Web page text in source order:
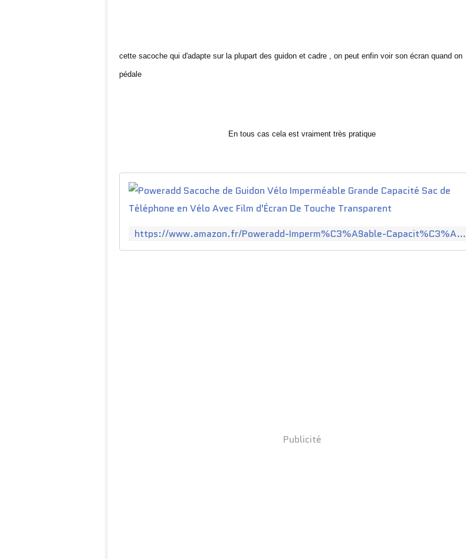
cette sacoche qui d'adapte sur la plupart des guidon et cadre , on peut enfin voir son écran quand on
pédale
En tous cas cela est vraiment très pratique
https://www.amazon.fr/Poweradd-Imperm%C3%A9able-Capacit%C3%A9-T%C3%A9l%C3%A9phone-Transparent/dp/B073Y68BSN
Publicité